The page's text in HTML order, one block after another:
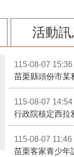
活動訊
115-08-07 15:36
苗栗縣頭份市某
115-08-07 14:54
115-08-07 11:46
苗栗客家青少年